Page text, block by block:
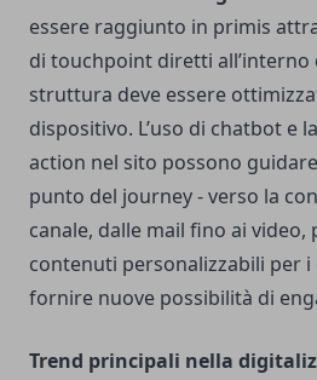
essere raggiunto in primis
di touchpoint diretti all’interno
struttura deve essere
dispositivo. L’uso di chatbot e
action nel sito possono
punto del journey - verso la
canale, dalle mail fino ai
contenuti personalizzabili per
fornire nuove possibilità di
Trend principali nella